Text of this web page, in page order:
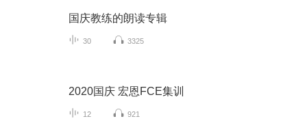
国庆教练的朗读专辑
30 3325
2020国庆 宏恩FCE集训
12 921